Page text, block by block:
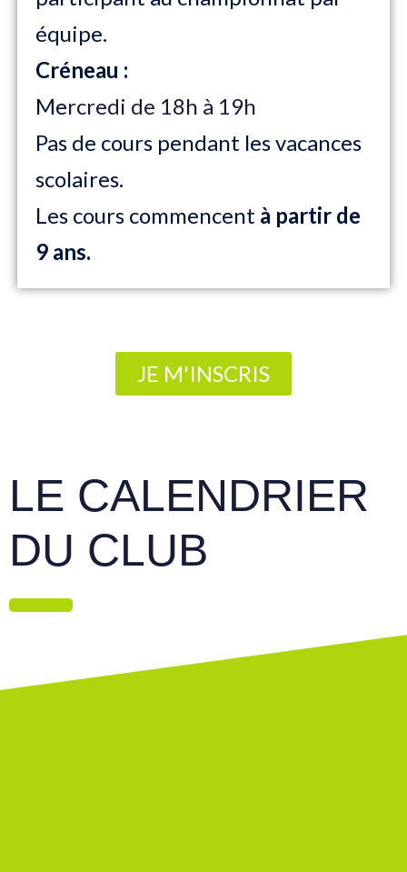
équipe.
Créneau :
Mercredi de 18h à 19h
Pas de cours pendant les vacances
scolaires.
Les cours commencent à partir de
9 ans.
JE M'INSCRIS
LE CALENDRIER
DU CLUB